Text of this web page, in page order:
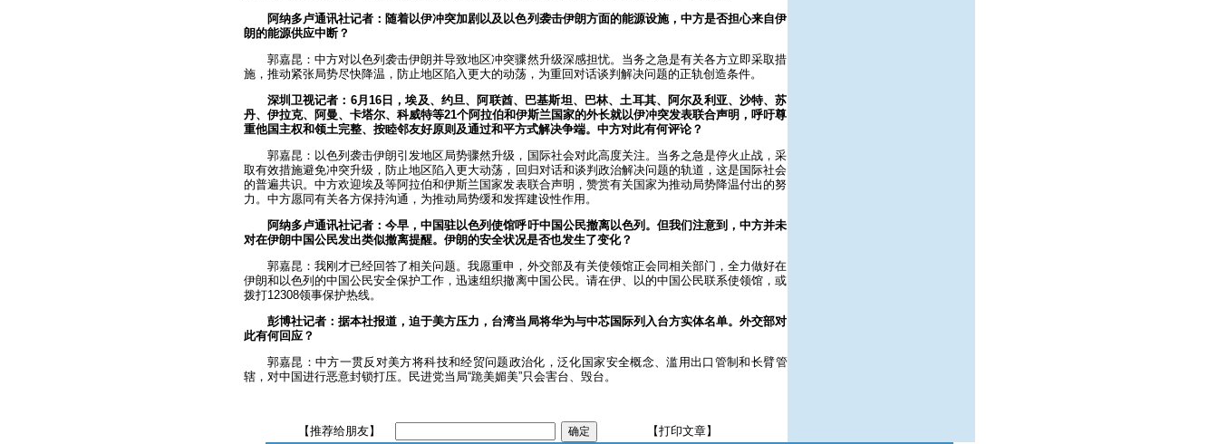
阿纳多卢通讯社记者：随着以伊冲突加剧以及以色列袭击伊朗方面的能源设施，中方是否担心来自伊
朗的能源供应中断？
郭嘉昆：中方对以色列袭击伊朗并导致地区冲突骤然升级深感担忧。当务之急是有关各方立即采取措
施，推动紧张局势尽快降温，防止地区陷入更大的动荡，为重回对话谈判解决问题的正轨创造条件。
深圳卫视记者：6月16日，埃及、约旦、阿联酋、巴基斯坦、巴林、土耳其、阿尔及利亚、沙特、苏
丹、伊拉克、阿曼、卡塔尔、科威特等21个阿拉伯和伊斯兰国家的外长就以伊冲突发表联合声明，呼吁尊
重他国主权和领土完整、按睦邻友好原则及通过和平方式解决争端。中方对此有何评论？
郭嘉昆：以色列袭击伊朗引发地区局势骤然升级，国际社会对此高度关注。当务之急是停火止战，采
取有效措施避免冲突升级，防止地区陷入更大动荡，回归对话和谈判政治解决问题的轨道，这是国际社会
的普遍共识。中方欢迎埃及等阿拉伯和伊斯兰国家发表联合声明，赞赏有关国家为推动局势降温付出的努
力。中方愿同有关各方保持沟通，为推动局势缓和发挥建设性作用。
阿纳多卢通讯社记者：今早，中国驻以色列使馆呼吁中国公民撤离以色列。但我们注意到，中方并未
对在伊朗中国公民发出类似撤离提醒。伊朗的安全状况是否也发生了变化？
郭嘉昆：我刚才已经回答了相关问题。我愿重申，外交部及有关使领馆正会同相关部门，全力做好在
伊朗和以色列的中国公民安全保护工作，迅速组织撤离中国公民。请在伊、以的中国公民联系使领馆，或
拨打12308领事保护热线。
彭博社记者：据本社报道，迫于美方压力，台湾当局将华为与中芯国际列入台方实体名单。外交部对
此有何回应？
郭嘉昆：中方一贯反对美方将科技和经贸问题政治化，泛化国家安全概念、滥用出口管制和长臂管
辖，对中国进行恶意封锁打压。民进党当局“跪美媚美”只会害台、毁台。
【推荐给朋友】 【打印文章】